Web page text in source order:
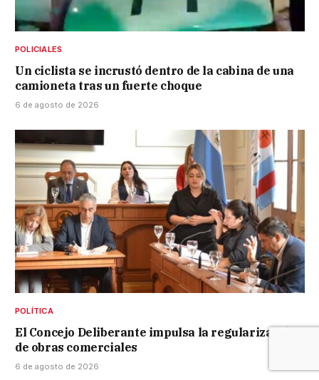
POLICIALES
Un ciclista se incrustó dentro de la cabina de una
camioneta tras un fuerte choque
6 de agosto de 2026
POLÍTICA
El Concejo Deliberante impulsa la regularización
de obras comerciales
6 de agosto de 2026